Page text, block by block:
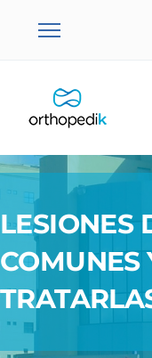
LESIONES
COMUNES